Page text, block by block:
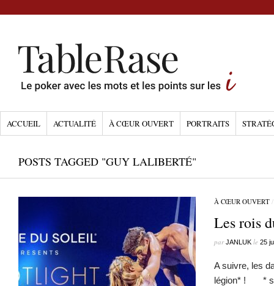
ACCUEIL ACTUALITÉ À CŒUR OUVERT PORTRAITS
POSTS TAGGED "GUY LALIBERTÉ"
À CŒUR OUVERT
Les rois
parJANLUK le 25
A suivre, les
légion* ! *